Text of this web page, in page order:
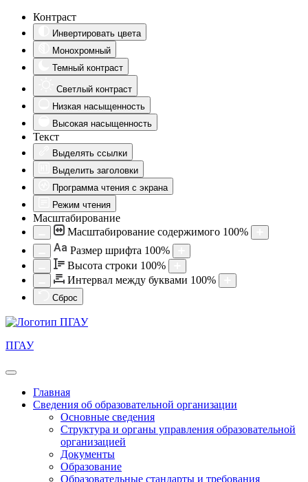
Контраст
Инвертировать цвета
Монохромный
Темный контраст
Светлый контраст
Низкая насыщенность
Высокая насыщенность
Текст
Выделять ссылки
Выделить заголовки
Программа чтения с экрана
Режим чтения
Масштабирование
Масштабирование содержимого 100%
Aa Размер шрифта 100%
Высота строки 100%
Интервал между буквами 100%
Сброс
ПГАУ
Главная
Сведения об образовательной организации
Основные сведения
Структура и органы управления образовательной
организацией
Документы
Образование
Образовательные стандарты и требования